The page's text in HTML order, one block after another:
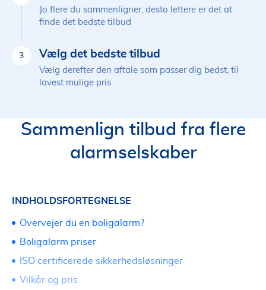
Jo flere du sammenligner, desto lettere er det at
finde det bedste tilbud
3 Vælg det bedste tilbud
Vælg derefter den aftale som passer dig bedst, til
lavest mulige pris
Sammenlign tilbud fra flere
alarmselskaber
INDHOLDSFORTEGNELSE
Overvejer du en boligalarm?
Boligalarm priser
ISO certificerede sikkerhedsløsninger
Vilkår og pris